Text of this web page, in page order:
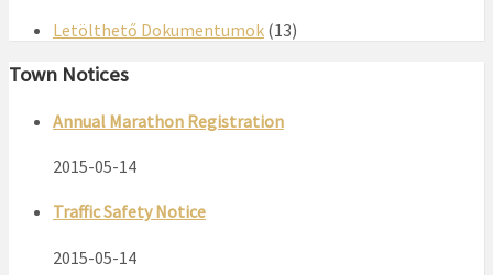
Letölthető Dokumentumok (13)
Town Notices
Annual Marathon Registration
2015-05-14
Traffic Safety Notice
2015-05-14